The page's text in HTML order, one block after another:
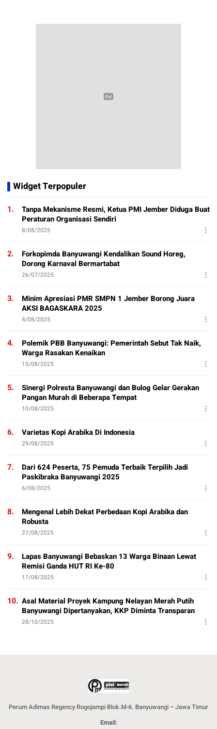
Widget Terpopuler
1.
Tanpa Mekanisme Resmi, Ketua PMI Jember Diduga Buat
Peraturan Organisasi Sendiri
8/08/2025
2.
Forkopimda Banyuwangi Kendalikan Sound Horeg,
Dorong Karnaval Bermartabat
26/07/2025
3.
Minim Apresiasi PMR SMPN 1 Jember Borong Juara
AKSI BAGASKARA 2025
4/08/2025
4.
Polemik PBB Banyuwangi: Pemerintah Sebut Tak Naik,
Warga Rasakan Kenaikan
13/08/2025
5.
Sinergi Polresta Banyuwangi dan Bulog Gelar Gerakan
Pangan Murah di Beberapa Tempat
10/08/2025
6. Varietas Kopi Arabika Di Indonesia
29/08/2025
7.
Dari 624 Peserta, 75 Pemuda Terbaik Terpilih Jadi
Paskibraka Banyuwangi 2025
6/08/2025
8.
Mengenal Lebih Dekat Perbedaan Kopi Arabika dan
Robusta
27/08/2025
9.
Lapas Banyuwangi Bebaskan 13 Warga Binaan Lewat
Remisi Ganda HUT RI Ke-80
17/08/2025
10. Asal Material Proyek Kampung Nelayan Merah Putih
Banyuwangi Dipertanyakan, KKP Diminta Transparan
28/10/2025
Perum Adimas Regency Rogojampi Blok.M-6. Banyuwangi – Jawa Timur
Email: